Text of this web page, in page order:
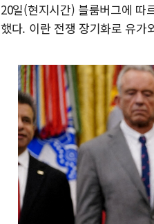
20일(현지시간) 블룸버그에 따
했다. 이란 전쟁 장기화로 유가